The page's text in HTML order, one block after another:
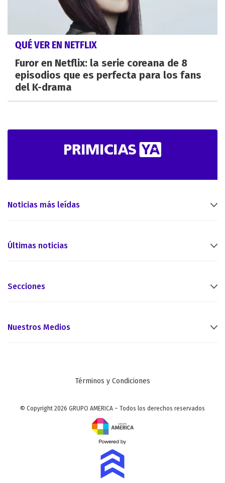
QUÉ VER EN NETFLIX
Furor en Netflix: la serie coreana de 8
episodios que es perfecta para los fans
del K-drama
Noticias más leídas
Últimas noticias
Secciones
Nuestros Medios
Términos y Condiciones
© Copyright 2026 GRUPO AMERICA – Todos los derechos reservados